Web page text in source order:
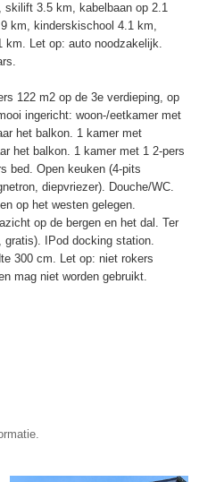
skilift 3.5 km, kabelbaan op 2.1
km, kinderskischool 4.1 km,
km. Let op: auto noodzakelijk.
122 m2 op de 3e verdieping, op
ingericht: woon-/eetkamer met
het balkon. 1 kamer met
het balkon. 1 kamer met 1 2-pers
bed. Open keuken (4-pits
diepvriezer). Douche/WC.
op het westen gelegen.
op de bergen en het dal. Ter
gratis). IPod docking station.
300 cm. Let op: niet rokers
mag niet worden gebruikt.